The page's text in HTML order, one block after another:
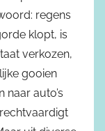
regens
klopt, is
verkozen,
gooien
auto’s